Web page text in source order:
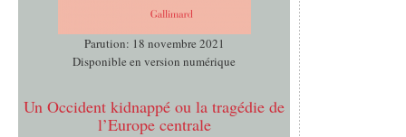
Parution: 18 novembre 2021
Disponible en version numérique
Un Occident kidnappé ou la tragédie de
l’Europe centrale